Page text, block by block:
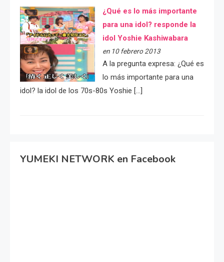
¿Qué es lo más importante
para una idol? responde la
idol Yoshie Kashiwabara
en 10 febrero 2013
A la pregunta expresa: ¿Qué es
lo más importante para una
idol? la idol de los 70s-80s Yoshie […]
YUMEKI NETWORK en Facebook